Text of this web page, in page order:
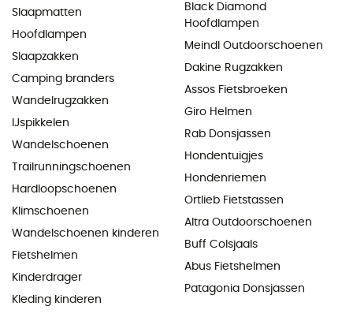
Slaapmatten
Hoofdlampen
Slaapzakken
Camping branders
Wandelrugzakken
IJspikkelen
Wandelschoenen
Trailrunningschoenen
Hardloopschoenen
Klimschoenen
Wandelschoenen kinderen
Fietshelmen
Kinderdrager
Kleding kinderen
Black Diamond
Hoofdlampen
Meindl Outdoorschoenen
Dakine Rugzakken
Assos Fietsbroeken
Giro Helmen
Rab Donsjassen
Hondentuigjes
Hondenriemen
Ortlieb Fietstassen
Altra Outdoorschoenen
Buff Colsjaals
Abus Fietshelmen
Patagonia Donsjassen